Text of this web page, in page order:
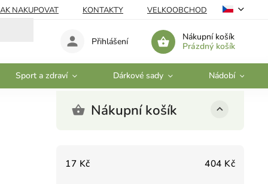
NAKUPOVAT KONTAKTY VELKOOBCHOD
Nákupní košík
Prázdný košík
Přihlášení
Sport a zdraví Dárkové sady Nádobí
Nákupní košík
17 Kč 404 Kč